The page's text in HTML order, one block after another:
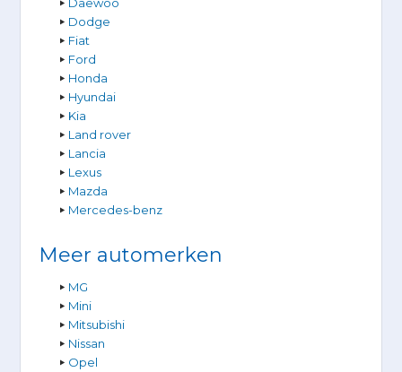
Dodge
Fiat
Ford
Honda
Hyundai
Kia
Land rover
Lancia
Lexus
Mazda
Mercedes-benz
Meer automerken
MG
Mini
Mitsubishi
Nissan
Opel